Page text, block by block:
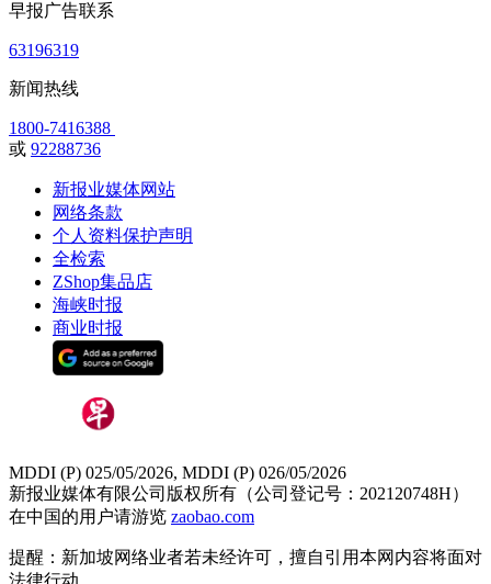
早报广告联系
63196319
新闻热线
1800-7416388
或 92288736
新报业媒体网站
网络条款
个人资料保护声明
全检索
ZShop集品店
海峡时报
商业时报
MDDI (P) 025/05/2026, MDDI (P) 026/05/2026
新报业媒体有限公司版权所有（公司登记号：202120748H）
在中国的用户请游览 zaobao.com
提醒：新加坡网络业者若未经许可，擅自引用本网内容将面对